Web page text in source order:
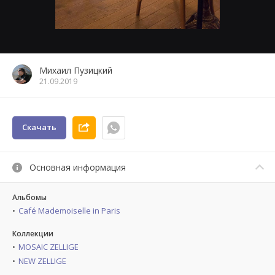
Михаил Пузицкий
21.09.2019
Скачать
Основная информация
Альбомы
Café Mademoiselle in Paris
Коллекции
MOSAIC ZELLIGE
NEW ZELLIGE